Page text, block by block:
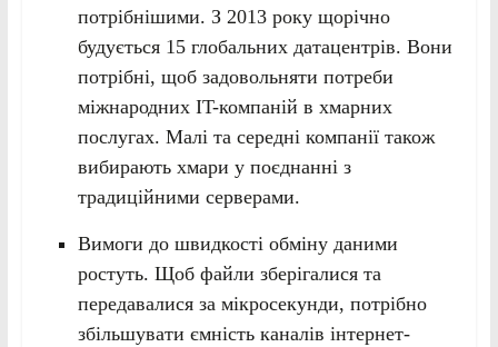
потрібнішими. З 2013 року щорічно
будується 15 глобальних датацентрів. Вони
потрібні, щоб задовольняти потреби
міжнародних IT-компаній в хмарних
послугах. Малі та середні компанії також
вибирають хмари у поєднанні з
традиційними серверами.
Вимоги до швидкості обміну даними
ростуть. Щоб файли зберігалися та
передавалися за мікросекунди, потрібно
збільшувати ємність каналів інтернет-